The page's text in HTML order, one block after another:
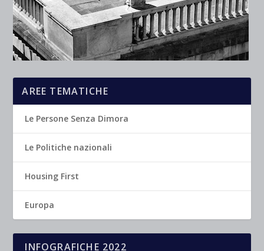
AREE TEMATICHE
Le Persone Senza Dimora
Le Politiche nazionali
Housing First
Europa
INFOGRAFICHE 2022